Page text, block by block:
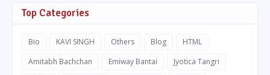
Top Categories
Bio KAVI SINGH Others Blog
HTML
Amitabh Bachchan
Emiway Bantai
Jyotica Tangri